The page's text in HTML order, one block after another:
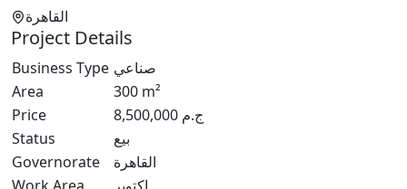
القاهرة
Project Details
Business Type صناعي
Area
300 m²
Price
8,500,000 ج.م
Status
بيع
Governorate
القاهرة